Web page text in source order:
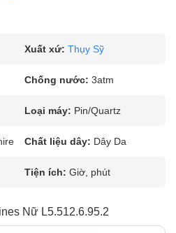
Xuất xứ: Thụy Sỹ
Chống nước: 3atm
Loại máy: Pin/Quartz
Chất liệu dây: Dây Da
Tiện ích: Giờ, phút
Nữ L5.512.6.95.2